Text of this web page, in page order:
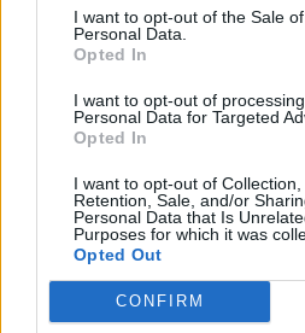
I want to opt-out of the Sale
Personal Data.
Opted In
I want to opt-out of
Personal Data for Targeted
Opted In
I want to opt-out of Collection,
Retention, Sale, and/or
Personal Data that Is
Purposes for which it was
Opted Out
CONFIRM
τα ειλικρινή συλλυπητήριά
και τους οικείους της
θυμόμαστε πάντα με βαθιά
Ακολουθήστε το
μάθετε πρώτοιόλες τις
TAGS: ΚΑΙΤΗ ΔΗΜΑΚΟΠΟΥΛΟΥ
ΠΟΛΙΤΙΣΜΟΣ
ΕΦΥΓΑΝ